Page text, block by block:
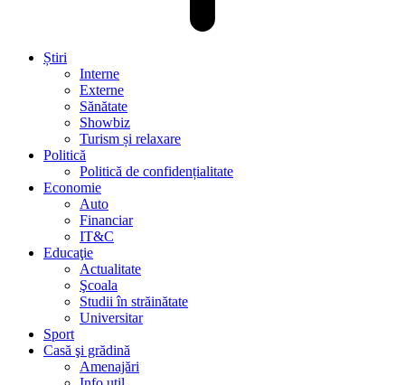
Știri
Interne
Externe
Sănătate
Showbiz
Turism și relaxare
Politică
Politică de confidențialitate
Economie
Auto
Financiar
IT&C
Educaţie
Actualitate
Şcoala
Studii în străinătate
Universitar
Sport
Casă şi grădină
Amenajări